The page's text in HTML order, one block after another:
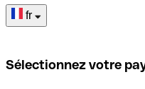
fr
Sélectionnez votre